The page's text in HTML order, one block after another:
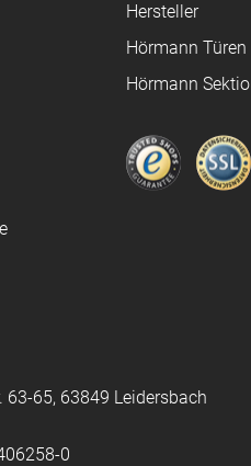
Hersteller
Hörmann Türen
Hörmann
63-65, 63849 Leidersbach
0